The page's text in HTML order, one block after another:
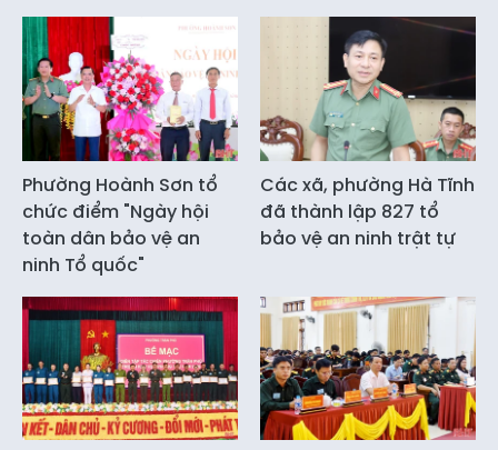
Phường Hoành Sơn tổ
chức điểm "Ngày hội
toàn dân bảo vệ an
ninh Tổ quốc"
Các xã, phường Hà Tĩnh
đã thành lập 827 tổ
bảo vệ an ninh trật tự